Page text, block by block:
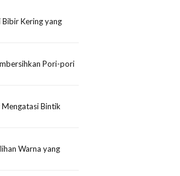
Kering yang
Pori-pori
Bintik
Warna yang